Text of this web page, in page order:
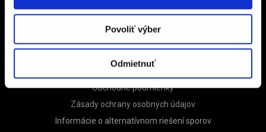
Povoliť výber
Odmietnuť
Informácie
Obchodné podmienky
Zásady ochrany osobných údajov
Informácie o alternatívnom riešení sporov